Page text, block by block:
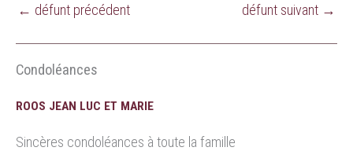
← défunt précédent défunt suivant →
Condoléances
ROOS JEAN LUC ET MARIE
Sincères condoléances à toute la famille